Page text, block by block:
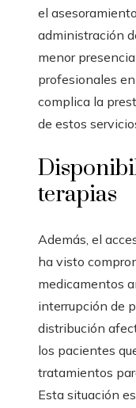
el
administración
menor
profesionales
complica la
de estos
terapias
Además, el
ha visto
medicamentos
interrupción de
distribución
los pacientes
tratamientos
Esta situación